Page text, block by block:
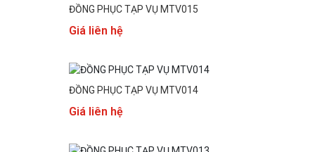
ĐỒNG PHỤC TẠP VỤ MTV015
Giá liên hệ
ĐỒNG PHỤC TẠP VỤ MTV014
Giá liên hệ